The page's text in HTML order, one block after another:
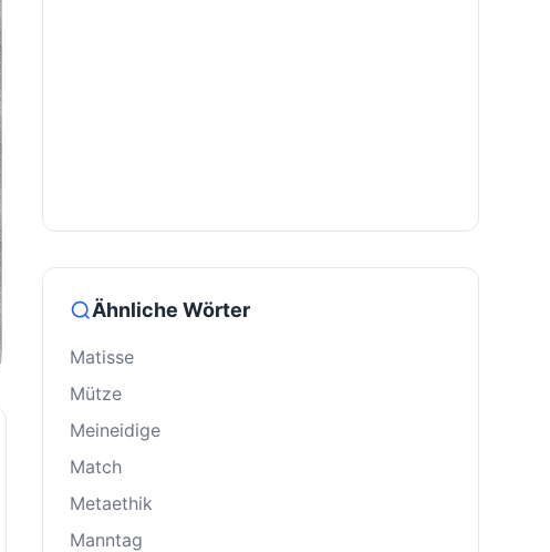
Ähnliche Wörter
Matisse
Mütze
Meineidige
Match
Metaethik
Manntag